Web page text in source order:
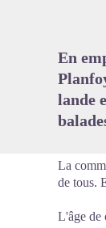
En
lande
La
de tous.
L'âge de